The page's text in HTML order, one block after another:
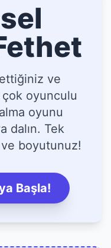
ve
oyunculu
oyunu
dalın. Tek
boyutunuz!
Başla!